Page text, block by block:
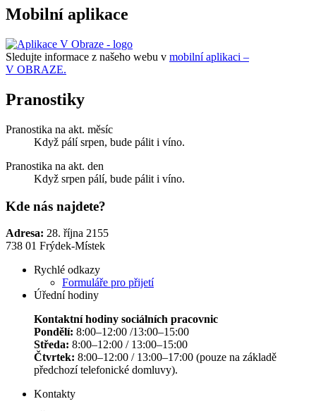
Mobilní aplikace
Sledujte informace z našeho webu v mobilní aplikaci –
V OBRAZE.
Pranostiky
Pranostika na akt. měsíc
Když pálí srpen, bude pálit i víno.
Pranostika na akt. den
Když srpen pálí, bude pálit i víno.
Kde nás najdete?
Adresa: 28. října 2155
738 01 Frýdek-Místek
Rychlé odkazy
Formuláře pro přijetí
Úřední hodiny
Kontaktní hodiny sociálních pracovnic
Pondělí: 8:00–12:00 /13:00–15:00
Středa: 8:00–12:00 / 13:00–15:00
Čtvrtek: 8:00–12:00 / 13:00–17:00 (pouze na základě
předchozí telefonické domluvy).
Kontakty